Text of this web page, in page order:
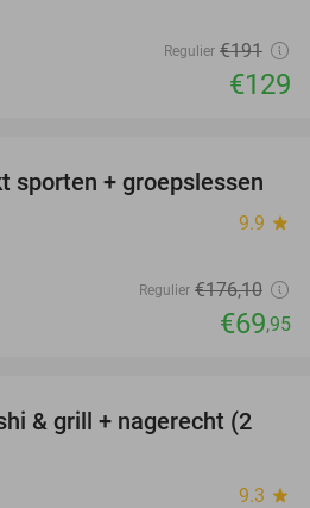
Regulier €191
€129
60%
sporten + groepslessen
9.9 star
Regulier €176,10
€69,95
23%
& grill + nagerecht (2
9.3 star